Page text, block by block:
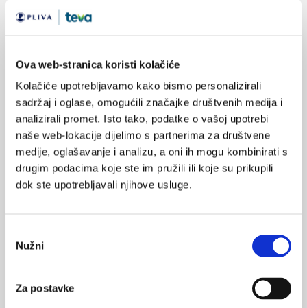
Ova web-stranica koristi kolačiće
Kolačiće upotrebljavamo kako bismo personalizirali
sadržaj i oglase, omogućili značajke društvenih medija i
analizirali promet. Isto tako, podatke o vašoj upotrebi
naše web-lokacije dijelimo s partnerima za društvene
medije, oglašavanje i analizu, a oni ih mogu kombinirati s
drugim podacima koje ste im pružili ili koje su prikupili
dok ste upotrebljavali njihove usluge.
pristanka
Nužni
Za postavke
povijest medicine”
Iz tiska je izašao novi sveučilišni udžbenik iz predmeta Uvod u
medicinu i povijest medicine. Izdavač je Školska knjiga.
Drugo, obnovljeno i dopunjeno izdanje ovog udžbenika donosi
ponajprije studentima medicine, no opširnost, detaljni i